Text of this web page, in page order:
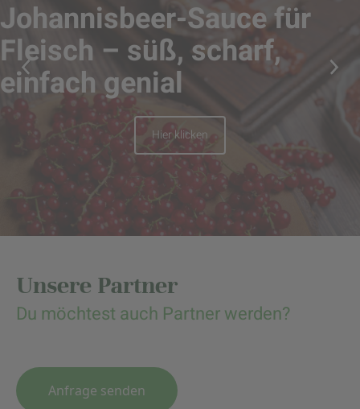
Johannisbeer-Sauce für
Fleisch – süß, scharf,
einfach genial
Hier klicken
Unsere Partner
Du möchtest auch Partner werden?
Anfrage senden